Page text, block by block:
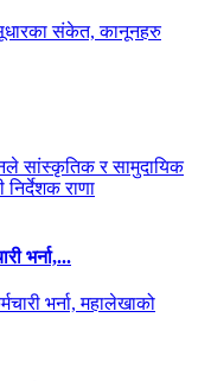
भर्ना,...